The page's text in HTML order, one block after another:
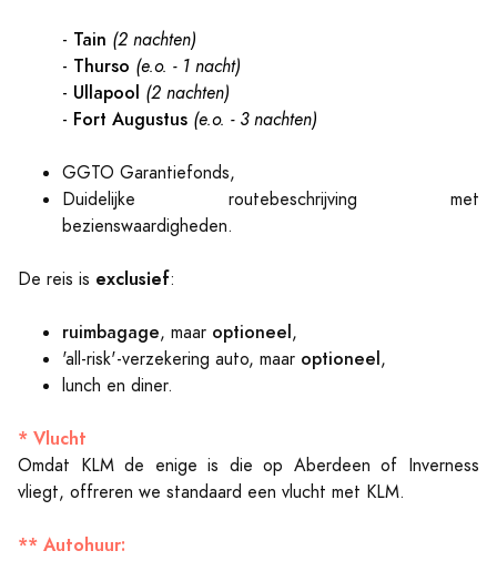
- Tain (2 nachten)
- Thurso (e.o. - 1 nacht)
- Ullapool (2 nachten)
- Fort Augustus (e.o. - 3 nachten)
GGTO Garantiefonds,
Duidelijke routebeschrijving met
bezienswaardigheden.
De reis is exclusief:
ruimbagage, maar optioneel,
'all-risk'-verzekering auto, maar optioneel,
lunch en diner.
* Vlucht
Omdat KLM de enige is die op Aberdeen of Inverness
vliegt, offreren we standaard een vlucht met KLM.
** Autohuur: